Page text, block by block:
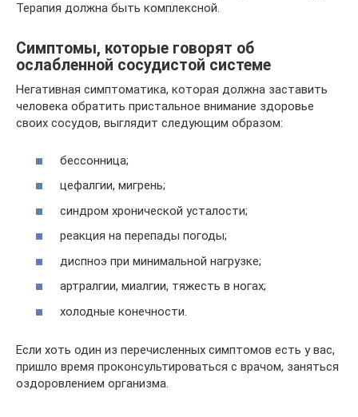
Терапия должна быть комплексной.
Симптомы, которые говорят об
ослабленной сосудистой системе
Негативная симптоматика, которая должна заставить
человека обратить пристальное внимание здоровье
своих сосудов, выглядит следующим образом:
бессонница;
цефалгии, мигрень;
синдром хронической усталости;
реакция на перепады погоды;
диспноэ при минимальной нагрузке;
артралгии, миалгии, тяжесть в ногах;
холодные конечности.
Если хоть один из перечисленных симптомов есть у вас,
пришло время проконсультироваться с врачом, заняться
оздоровлением организма.